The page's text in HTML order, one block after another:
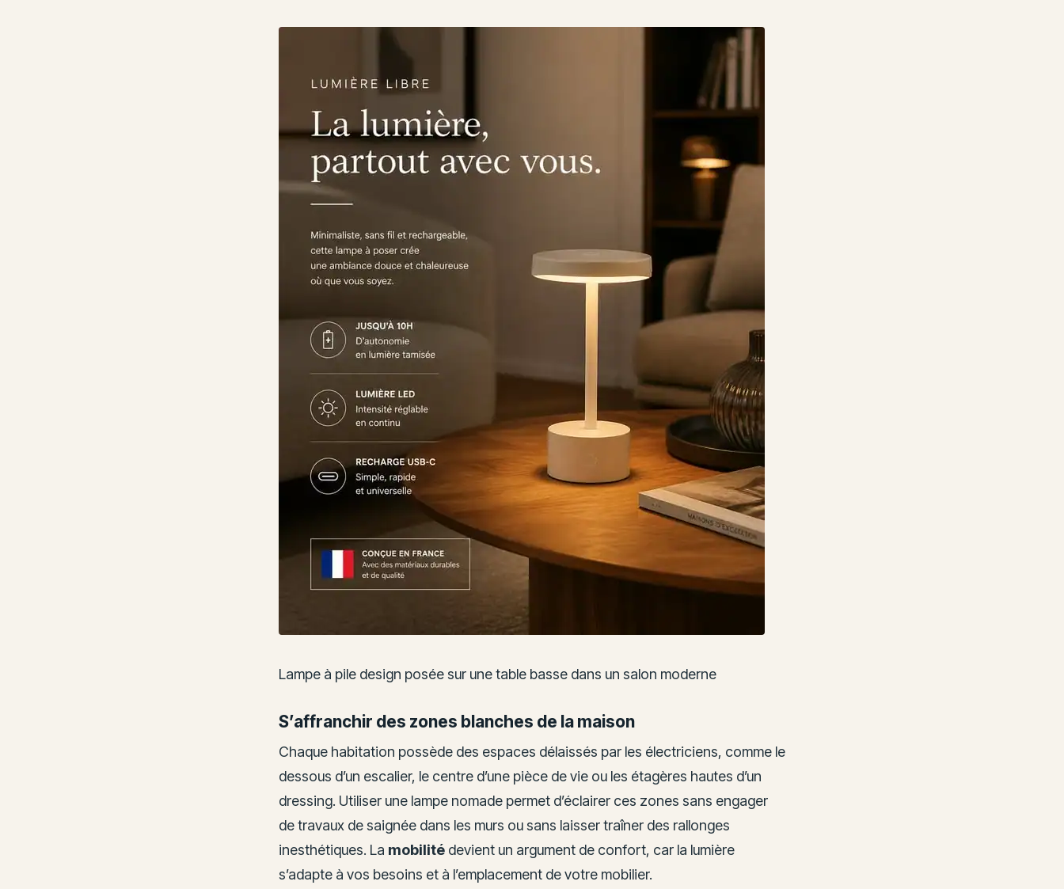
Lampe à pile design posée sur une table basse dans un salon moderne
S’affranchir des zones blanches de la maison
Chaque habitation possède des espaces délaissés par les électriciens, comme le
dessous d’un escalier, le centre d’une pièce de vie ou les étagères hautes d’un
dressing. Utiliser une lampe nomade permet d’éclairer ces zones sans engager
de travaux de saignée dans les murs ou sans laisser traîner des rallonges
inesthétiques. La mobilité devient un argument de confort, car la lumière
s’adapte à vos besoins et à l’emplacement de votre mobilier.